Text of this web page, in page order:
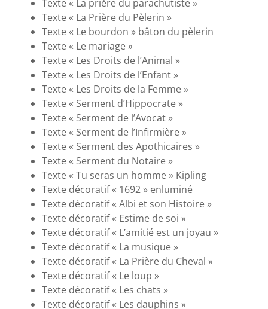
Texte « La prière du parachutiste »
Texte « La Prière du Pèlerin »
Texte « Le bourdon » bâton du pèlerin
Texte « Le mariage »
Texte « Les Droits de l’Animal »
Texte « Les Droits de l’Enfant »
Texte « Les Droits de la Femme »
Texte « Serment d’Hippocrate »
Texte « Serment de l’Avocat »
Texte « Serment de l’Infirmière »
Texte « Serment des Apothicaires »
Texte « Serment du Notaire »
Texte « Tu seras un homme » Kipling
Texte décoratif « 1692 » enluminé
Texte décoratif « Albi et son Histoire »
Texte décoratif « Estime de soi »
Texte décoratif « L’amitié est un joyau »
Texte décoratif « La musique »
Texte décoratif « La Prière du Cheval »
Texte décoratif « Le loup »
Texte décoratif « Les chats »
Texte décoratif « Les dauphins »